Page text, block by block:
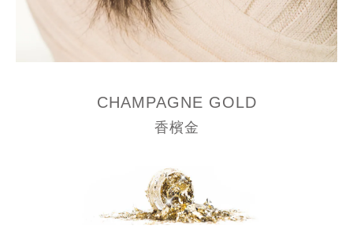
CHAMPAGNE GOLD
香檳金